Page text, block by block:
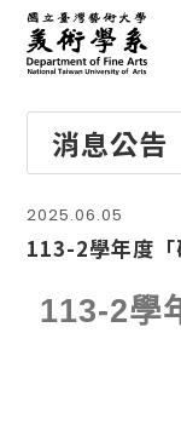
消息公告
2025.06.05
113-2學年度「
113-2學